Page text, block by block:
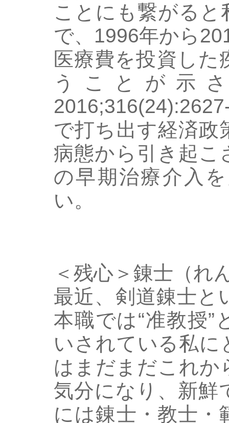
ことにも繋がると
で、1996年から
医療費を投資した
うことが示
で打ち出す経済政
病態から引き起こ
の早期治療介入
い。
＜残心＞錬士（れ
最近、剣道錬士と
本職では“准教授”
いされている私に
はまだまだこれか
気分になり、新鮮
には錬士・教士・